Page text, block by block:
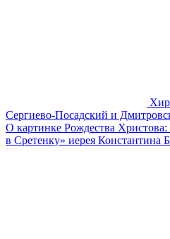
Сергиево-Посадский и
О картинке Рождества
в Сретенку» иерея Константина